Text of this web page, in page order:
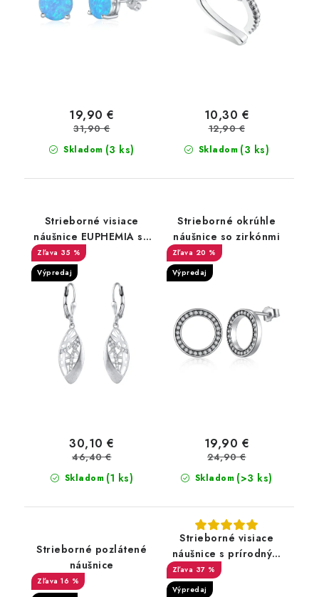
Skladom (3 ks)
19,90 €
31,90 €
Skladom (3 ks)
10,30 €
12,90 €
Strieborné visiace
náušnice EUPHEMIA so
zirkónmi
35 %
Výpredaj
Skladom (1 ks)
30,10 €
46,40 €
Strieborné okrúhle
náušnice so zirkónmi
20 %
Výpredaj
Skladom (>3 ks)
19,90 €
24,90 €
Strieborné pozlátené
náušnice
16 %
Strieborné visiace
náušnice s prírodným
svetlo modrým
topásom Swiss Blue a
37 %
Výpredaj